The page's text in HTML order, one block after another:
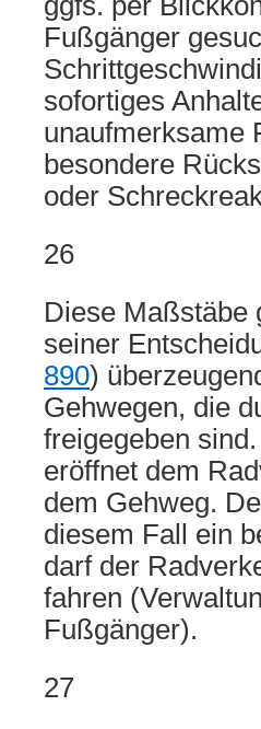
Fußgänger
sofortiges
unaufmerksame
besondere
oder
26
Diese Maßstäbe
seiner
890)
Gehwegen, die
freigegeben
eröffnet dem
dem Gehweg.
diesem Fall ein
darf der
fahren
Fußgänger).
27